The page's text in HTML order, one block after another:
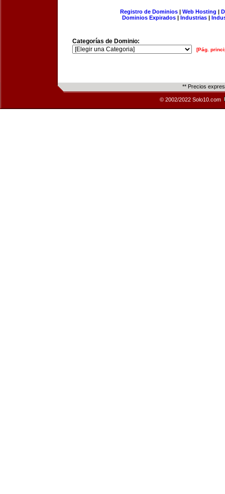
Registro de Dominios| Web Hosting |
Dominios Expirados | Industrias |
Categorías de Dominio:
[Pág.
** Precios
© 2002/2022 Solo10.com